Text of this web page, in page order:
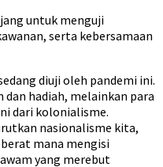
untuk menguji
serta kebersamaan
diuji oleh pandemi ini.
hadiah, melainkan para
dari kolonialisme.
nasionalisme kita,
mana mengisi
yang merebut